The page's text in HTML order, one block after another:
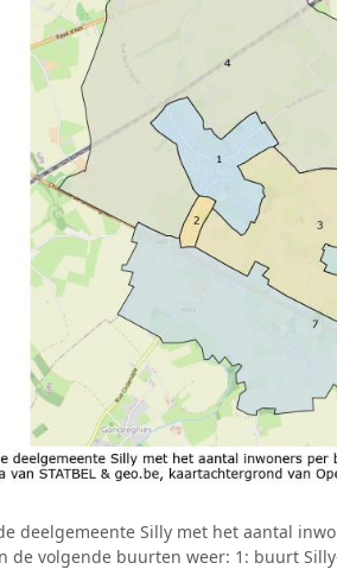
deelgemeente Silly met het aantal
de volgende buurten weer: 1: buurt